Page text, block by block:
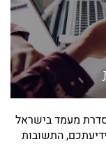
מעמד בישראל
התשובות